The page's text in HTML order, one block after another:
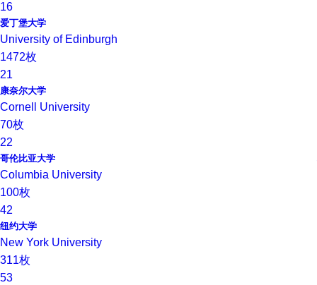
16
爱丁堡大学
University of Edinburgh
1472枚
21
康奈尔大学
Cornell University
70枚
22
哥伦比亚大学
Columbia University
100枚
42
纽约大学
New York University
311枚
53